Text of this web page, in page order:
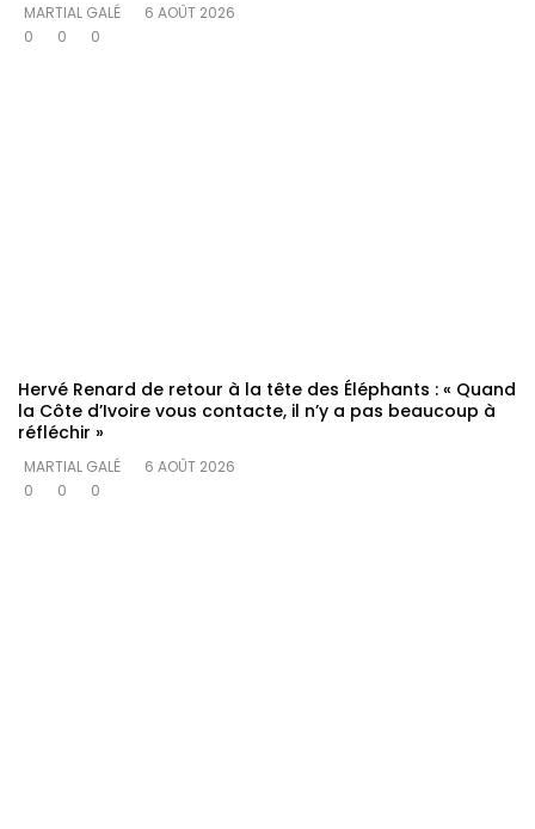
MARTIAL GALÉ
6 AOÛT 2026
0
0 0
Hervé Renard de retour à la tête des Éléphants : « Quand
la Côte d’Ivoire vous contacte, il n’y a pas beaucoup à
réfléchir »
MARTIAL GALÉ
6 AOÛT 2026
0
0 0